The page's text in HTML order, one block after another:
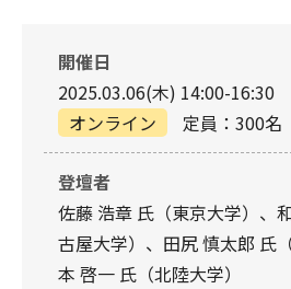
開催日
2025.03.06(木) 14:00-16:30
オンライン
定員：300名
登壇者
佐藤 浩章 氏（東京大学）、
古屋大学）、田尻 慎太郎 氏
本 啓一 氏（北陸大学）